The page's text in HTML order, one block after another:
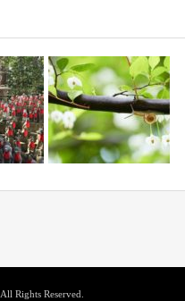
All Rights Reserved.